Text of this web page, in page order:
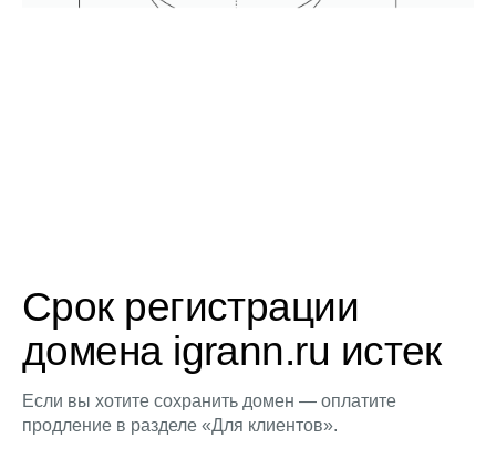
Срок регистрации
домена igrann.ru истек
Если вы хотите сохранить домен — оплатите
продление в разделе «Для клиентов».